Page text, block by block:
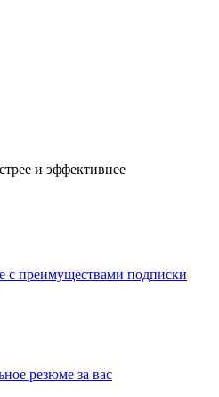
и эффективнее
с преимуществами подписки
резюме за вас